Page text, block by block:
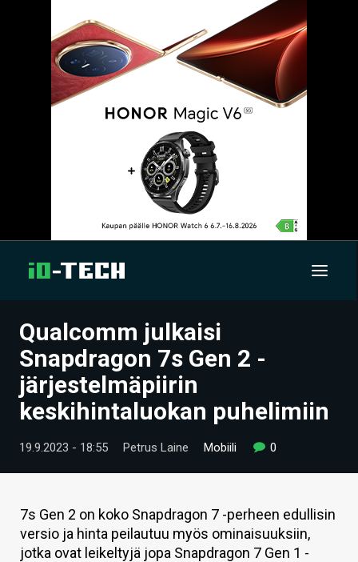
UUTISET
ARTIKKELIT
VIDEOT
TECHBBS
HINTA.FI
KAUPPA
Qualcomm julkaisi
Snapdragon 7s Gen 2 -
järjestelmäpiirin
keskihintaluokan puhelimiin
19.9.2023 - 18:55 Petrus Laine Mobiili 0
7s Gen 2 on koko Snapdragon 7 -perheen edullisin
versio ja hinta peilautuu myös ominaisuuksiin,
jotka ovat leikeltyjä jopa Snapdragon 7 Gen 1 -